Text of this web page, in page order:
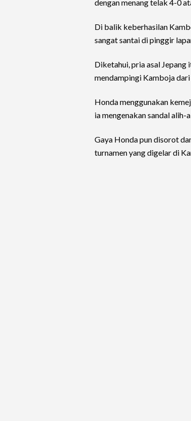
dengan menang telak 4-0
Di balik keberhasilan
sangat santai di pinggir
Diketahui, pria asal
mendampingi Kamboja dari
Honda menggunakan
ia mengenakan sandal alih-
Gaya Honda pun disorot
turnamen yang digelar di